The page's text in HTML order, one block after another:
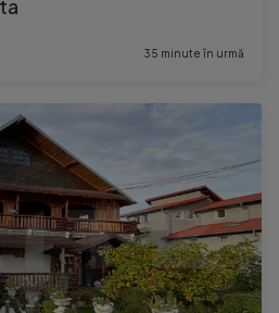
35 minute în urmă